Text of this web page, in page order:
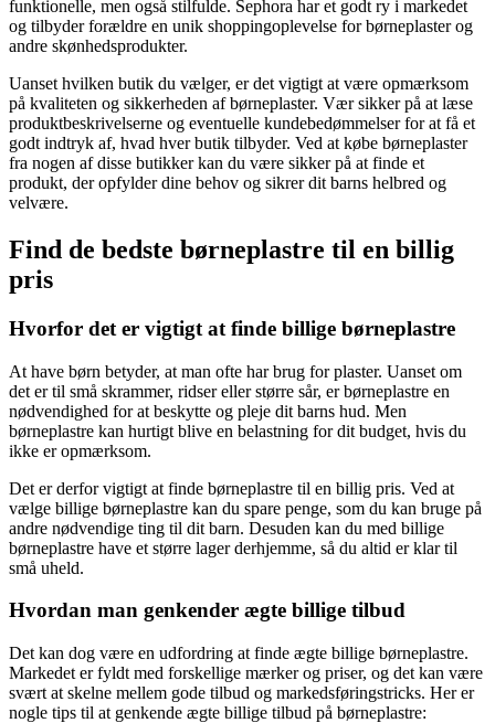
funktionelle, men også stilfulde. Sephora har et godt ry i markedet
og tilbyder forældre en unik shoppingoplevelse for børneplaster og
andre skønhedsprodukter.
Uanset hvilken butik du vælger, er det vigtigt at være opmærksom
på kvaliteten og sikkerheden af børneplaster. Vær sikker på at læse
produktbeskrivelserne og eventuelle kundebedømmelser for at få et
godt indtryk af, hvad hver butik tilbyder. Ved at købe børneplaster
fra nogen af disse butikker kan du være sikker på at finde et
produkt, der opfylder dine behov og sikrer dit barns helbred og
velvære.
Find de bedste børneplastre til en billig
pris
Hvorfor det er vigtigt at finde billige børneplastre
At have børn betyder, at man ofte har brug for plaster. Uanset om
det er til små skrammer, ridser eller større sår, er børneplastre en
nødvendighed for at beskytte og pleje dit barns hud. Men
børneplastre kan hurtigt blive en belastning for dit budget, hvis du
ikke er opmærksom.
Det er derfor vigtigt at finde børneplastre til en billig pris. Ved at
vælge billige børneplastre kan du spare penge, som du kan bruge på
andre nødvendige ting til dit barn. Desuden kan du med billige
børneplastre have et større lager derhjemme, så du altid er klar til
små uheld.
Hvordan man genkender ægte billige tilbud
Det kan dog være en udfordring at finde ægte billige børneplastre.
Markedet er fyldt med forskellige mærker og priser, og det kan være
svært at skelne mellem gode tilbud og markedsføringstricks. Her er
nogle tips til at genkende ægte billige tilbud på børneplastre: